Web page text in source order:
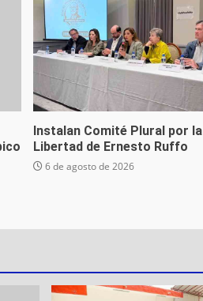
Instalan Comité Plural por la
Libertad de Ernesto Ruffo
6 de agosto de 2026